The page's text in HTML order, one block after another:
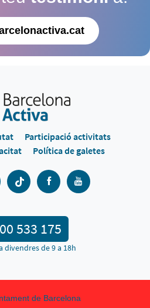
Participació activitats
Política de galetes
533 175
divendres de 9 a 18h